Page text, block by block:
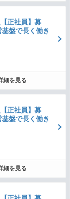
正社員】募
盤で長く働き
細を見る
正社員】募
盤で長く働き
細を見る